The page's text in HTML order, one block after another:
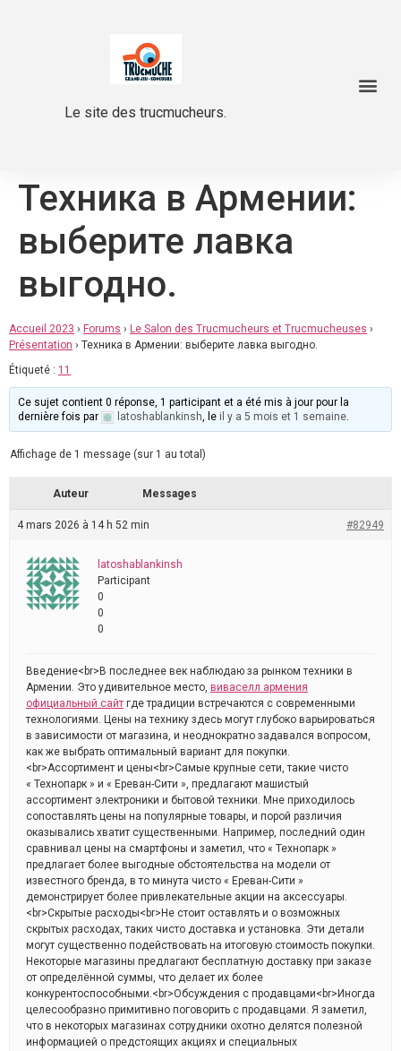
Le site des trucmucheurs.
Техника в Армении:
выберите лавка
выгодно.
Accueil 2023 › Forums › Le Salon des Trucmucheurs et Trucmucheuses ›
Présentation › Техника в Армении: выберите лавка выгодно.
Étiqueté : 11
Ce sujet contient 0 réponse, 1 participant et a été mis à jour pour la
dernière fois par
latoshablankinsh, le il y a 5 mois et 1 semaine.
Affichage de 1 message (sur 1 au total)
Auteur Messages
4 mars 2026 à 14 h 52 min #82949
latoshablankinsh
Participant
0
0
0
Введение<br>В последнее век наблюдаю за рынком техники в
Армении. Это удивительное место, виваселл армения
официальный сайт где традиции встречаются с современными
технологиями. Цены на технику здесь могут глубоко варьироваться
в зависимости от магазина, и неоднократно задавался вопросом,
как же выбрать оптимальный вариант для покупки.
<br>Ассортимент и цены<br>Самые крупные сети, такие чисто
« Технопарк » и « Ереван-Сити », предлагают машистый
ассортимент электроники и бытовой техники. Мне приходилось
сопоставлять цены на популярные товары, и порой различия
оказывались хватит существенными. Например, последний один
сравнивал цены на смартфоны и заметил, что « Технопарк »
предлагает более выгодные обстоятельства на модели от
известного бренда, в то минута чисто « Ереван-Сити »
демонстрирует более привлекательные акции на аксессуары.
<br>Скрытые расходы<br>Не стоит оставлять и о возможных
скрытых расходах, таких чисто доставка и установка. Эти детали
могут существенно подействовать на итоговую стоимость покупки.
Некоторые магазины предлагают бесплатную доставку при заказе
от определённой суммы, что делает их более
конкурентоспособными.<br>Обсуждения с продавцами<br>Иногда
целесообразно примитивно поговорить с продавцами. Я заметил,
что в некоторых магазинах сотрудники охотно делятся полезной
информацией о предстоящих акциях и специальных